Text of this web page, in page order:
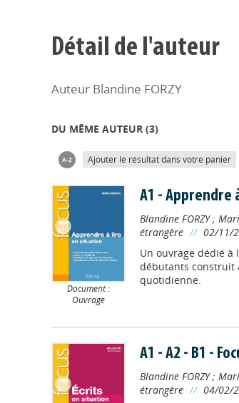
Détail de l'auteur
Auteur Blandine FORZY
DU MÊME AUTEUR (3)
Ajouter le résultat dans votre panier
Document :
Ouvrage
A1 -
Blandine FORZY;
étrangère // 02/11/
Un ouvrage dédié à
débutants construit
quotidienne.
A1 - A2 - B1 -
Blandine FORZY;
étrangère // 04/02/